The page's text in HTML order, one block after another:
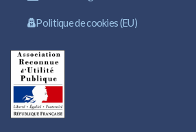
Politique de cookies (EU)